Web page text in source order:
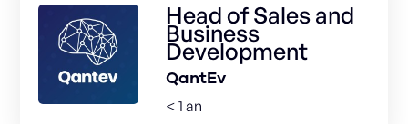
Head of Sales and
Business
Development
QantEv
< 1 an